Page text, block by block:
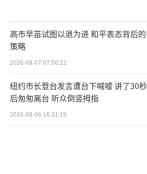
高市早苗试图以退为进 和平表态背后的
策略
2026-08-07 07:50:22
纽约市长登台发言遭台下喊嘘 讲了30秒
后匆匆离台 听众倒竖拇指
2026-08-06 16:31:19